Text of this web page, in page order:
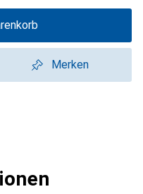
Merken